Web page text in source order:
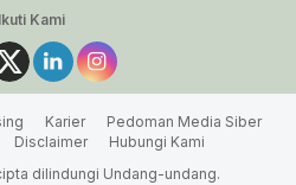
Ikuti Kami
Karier
Pedoman Media Siber
Disclaimer
Hubungi Kami
dilindungi Undang-undang.